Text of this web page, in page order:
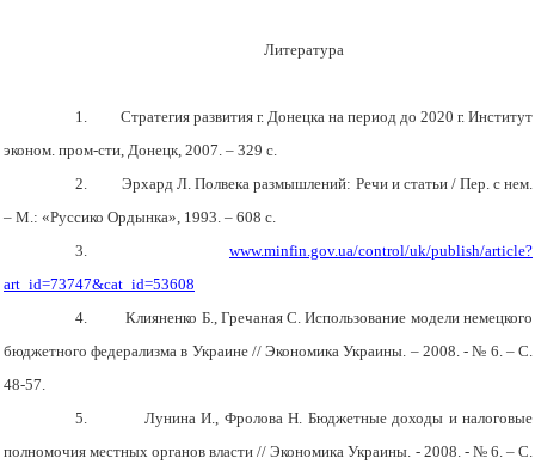
Литература
1.
Стратегия развития г. Донецка на период до 2020 г. Институт
эконом. пром-сти, Донецк, 2007. – 329 с.
2.
Эрхард Л. Полвека размышлений: Речи и статьи / Пер. с нем.
– М.: «Руссико Ордынка», 1993. – 608 с.
3.
www.minfin.gov.ua/control/uk/publish/article?
art_id=73747&cat_id=53608
4.
Клияненко Б., Гречаная С. Использование модели немецкого
бюджетного федерализма в Украине // Экономика Украины. – 2008. - № 6. – С.
48-57.
5.
Лунина И., Фролова Н. Бюджетные доходы и налоговые
полномочия местных органов власти // Экономика Украины. - 2008. - № 6. – С.